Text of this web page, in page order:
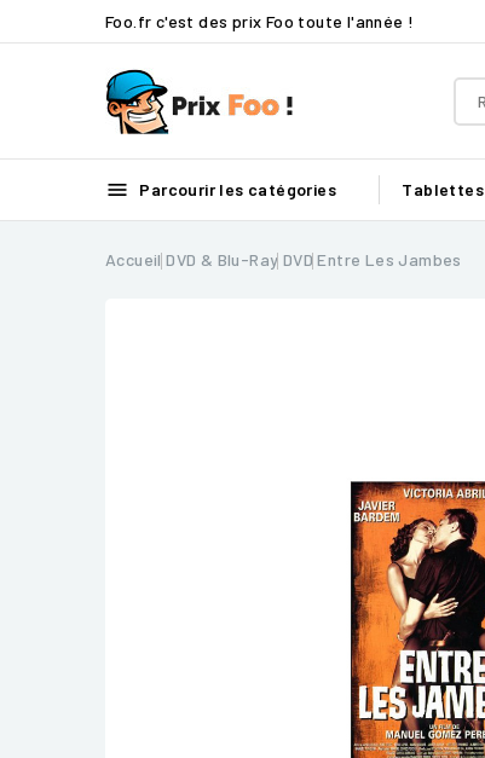
Foo.fr c'est des prix Foo toute l'année !
 Parcourir les catégories Tablettes
Accueil DVD & Blu-Ray DVD Entre Les Jambes